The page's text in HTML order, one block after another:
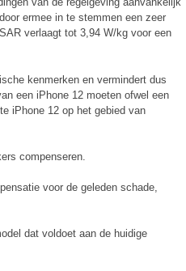
ermee in te stemmen een zeer
verlaagt tot 3,94 W/kg voor een
kenmerken en vermindert dus
een iPhone 12 moeten ofwel een
iPhone 12 op het gebied van
compenseren.
voor de geleden schade,
dat voldoet aan de huidige